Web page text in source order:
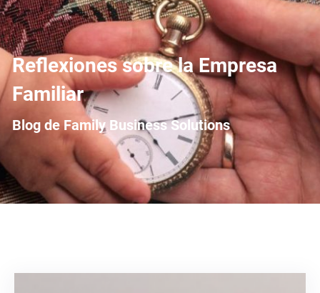
Reflexiones sobre la Empresa
Familiar
Blog de Family Business Solutions